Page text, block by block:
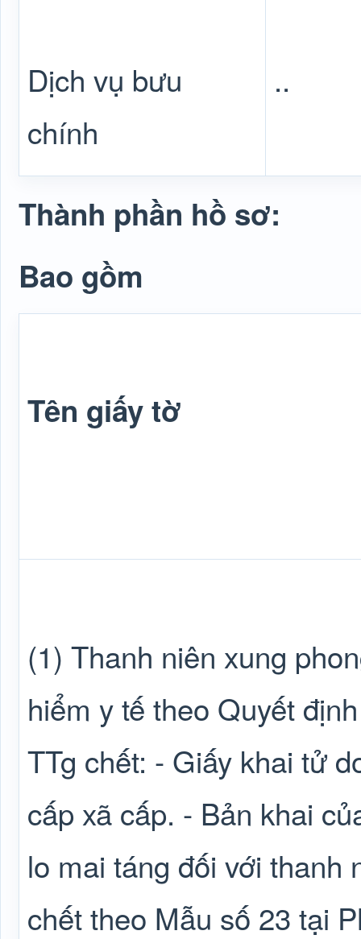
Dịch vụ bưu
chính
..
Thành phần hồ sơ:
Bao gồm
Tên giấy tờ
(1) Thanh niên xung
hiểm y tế theo Quyết
TTg chết: - Giấy khai tử
cấp xã cấp. - Bản khai
lo mai táng đối với thanh
chết theo Mẫu số 23 tại